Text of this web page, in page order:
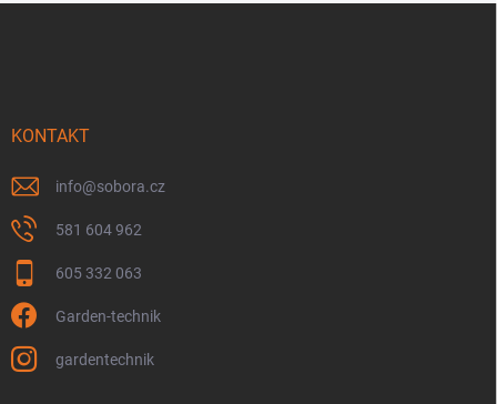
KONTAKT
info@sobora.cz
581 604 962
605 332 063
Garden-technik
gardentechnik